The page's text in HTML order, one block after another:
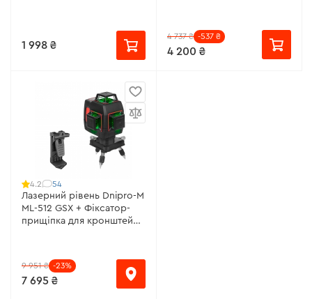
1 998 ₴
4 737 ₴ -537 ₴
4 200 ₴
4.2 54
Лазерний рівень Dnipro-M
ML-512 GSX + Фіксатор-
прищіпка для кронштейна
9 951 ₴ -23%
7 695 ₴